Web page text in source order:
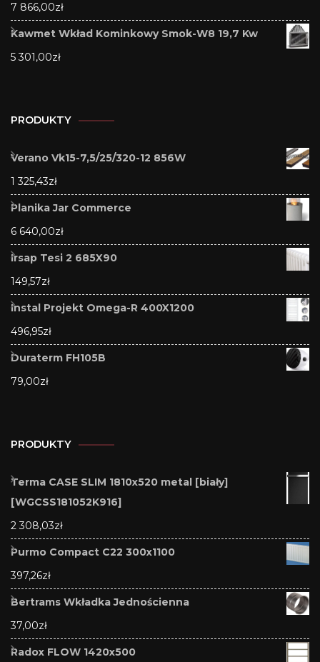
7 866,00zł
Kawmet Wkład Kominkowy Smok-W8 19,7 Kw
5 301,00zł
PRODUKTY
Verano Vk15-7,5/25/320-12 856W
1 325,43zł
Planika Jar Commerce
6 640,00zł
Irsap Tesi 2 685X90
149,57zł
Instal Projekt Omega-R 400X1200
496,95zł
Duraterm FH105B
79,00zł
PRODUKTY
Terma CASE SLIM 1810x520 metal [biały]
[WGCSS181052K916]
2 308,03zł
Purmo Compact C22 300x1100
397,26zł
Bertrams Wkładka Jednościenna
37,00zł
Radox FLOW 1420x500